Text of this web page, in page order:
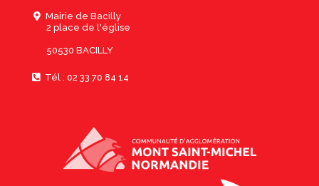
Mairie de Bacilly
2 place de l'église
50530 BACILLY
Tél : 02 33 70 84 14